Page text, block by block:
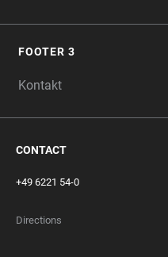
FOOTER 3
Kontakt
CONTACT
+49 6221 54-0
Directions